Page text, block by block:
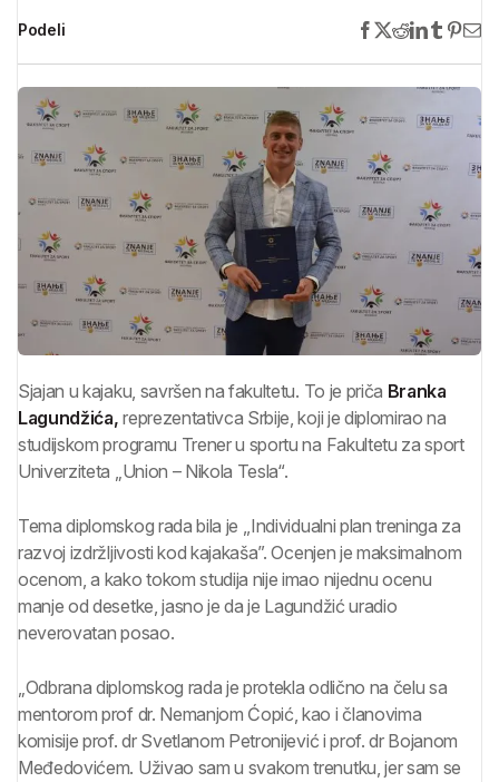
Podeli
Sjajan u kajaku, savršen na fakultetu. To je priča Branka
Lagundžića, reprezentativca Srbije, koji je diplomirao na
studijskom programu Trener u sportu na Fakultetu za sport
Univerziteta „Union – Nikola Tesla“.
Tema diplomskog rada bila je ,,Individualni plan treninga za
razvoj izdržljivosti kod kajakaša”. Ocenjen je maksimalnom
ocenom, a kako tokom studija nije imao nijednu ocenu
manje od desetke, jasno je da je Lagundžić uradio
neverovatan posao.
„Odbrana diplomskog rada je protekla odlično na čelu sa
mentorom prof dr. Nemanjom Ćopić, kao i članovima
komisije prof. dr Svetlanom Petronijević i prof. dr Bojanom
Međedovićem. Uživao sam u svakom trenutku, jer sam se